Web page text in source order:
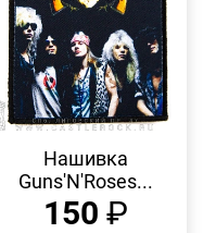
ПРОСМОТР
Нашивка
Guns'N'Roses...
150 ₽